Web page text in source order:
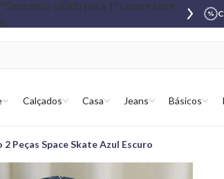
Calçados Casa Jeans Básicos
Peças Space Skate Azul Escuro